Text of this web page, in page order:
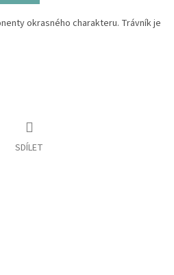
okrasného charakteru. Trávník je
SDÍLET